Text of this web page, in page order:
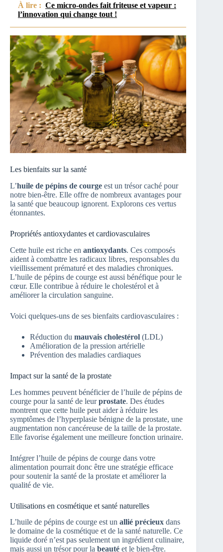
À lire : Ce micro-ondes fait friteuse et vapeur :
l’innovation qui change tout !
Les bienfaits sur la santé
L’huile de pépins de courge est un trésor caché pour
notre bien-être. Elle offre de nombreux avantages pour
la santé que beaucoup ignorent. Explorons ces vertus
étonnantes.
Propriétés antioxydantes et cardiovasculaires
Cette huile est riche en antioxydants. Ces composés
aident à combattre les radicaux libres, responsables du
vieillissement prématuré et des maladies chroniques.
L’huile de pépins de courge est aussi bénéfique pour le
cœur. Elle contribue à réduire le cholestérol et à
améliorer la circulation sanguine.
Voici quelques-uns de ses bienfaits cardiovasculaires :
Réduction du mauvais cholestérol (LDL)
Amélioration de la pression artérielle
Prévention des maladies cardiaques
Impact sur la santé de la prostate
Les hommes peuvent bénéficier de l’huile de pépins de
courge pour la santé de leurprostate. Des études
montrent que cette huile peut aider à réduire les
symptômes de l’hyperplasie bénigne de la prostate, une
augmentation non cancéreuse de la taille de la prostate.
Elle favorise également une meilleure fonction urinaire.
Intégrer l’huile de pépins de courge dans votre
alimentation pourrait donc être une stratégie efficace
pour soutenir la santé de la prostate et améliorer la
qualité de vie.
Utilisations en cosmétique et santé naturelles
L’huile de pépins de courge est un allié précieux dans
le domaine de la cosmétique et de la santé naturelle. Ce
liquide doré n’est pas seulement un ingrédient culinaire,
mais aussi un trésor pour la beauté et le bien-être.